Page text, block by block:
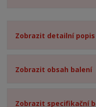
Zobrazit detailní popis
Zobrazit obsah balení
Zobrazit specifikační